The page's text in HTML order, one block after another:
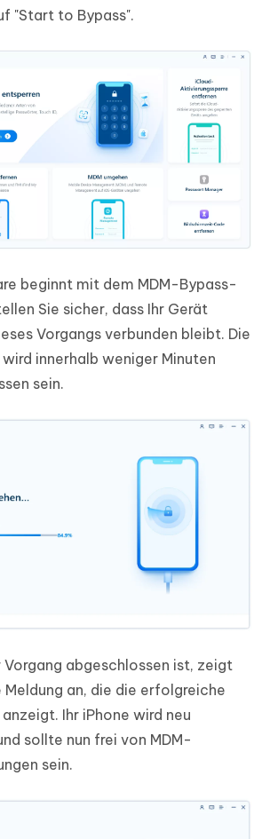
"Start to Bypass".
beginnt mit dem MDM-Bypass-
Sie sicher, dass Ihr Gerät
Vorgangs verbunden bleibt. Die
wird innerhalb weniger Minuten
sein.
Vorgang abgeschlossen ist, zeigt
Meldung an, die die erfolgreiche
Ihr iPhone wird neu
sollte nun frei von MDM-
sein.